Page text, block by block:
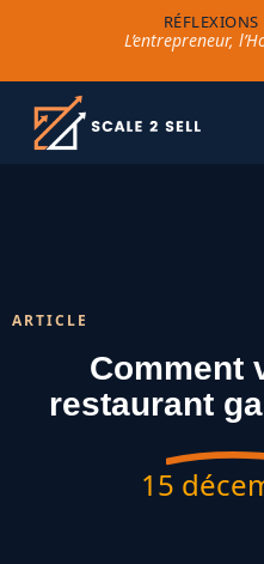
L’entrepreneur,
ARTICLE
Comment
restaurant
15